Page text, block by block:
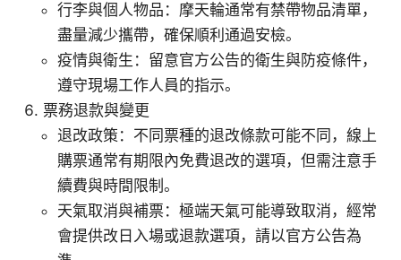
行李與個人物品：摩天輪通常有禁帶物品清單，
盡量減少攜帶，確保順利通過安檢。
疫情與衛生：留意官方公告的衛生與防疫條件，
遵守現場工作人員的指示。
票務退款與變更
退改政策：不同票種的退改條款可能不同，線上
購票通常有期限內免費退改的選項，但需注意手
續費與時間限制。
天氣取消與補票：極端天氣可能導致取消，經常
會提供改日入場或退款選項，請以官方公告為